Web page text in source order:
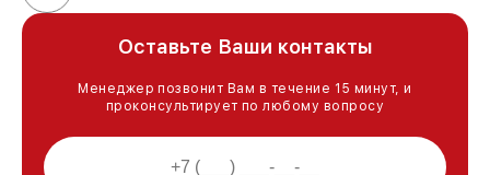
Оставьте Ваши контакты
Менеджер позвонит Вам в течение 15 минут, и
проконсультирует по любому вопросу